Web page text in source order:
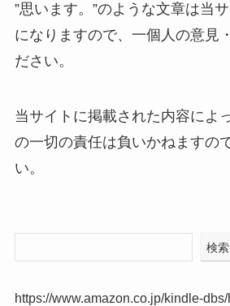
”思います。”のような文章は当
になりますので、一個人の意見
ださい。
当サイトに掲載された内容によ
の一切の責任は負いかねますの
い。
検索
https://www.amazon.co.jp/kindle-